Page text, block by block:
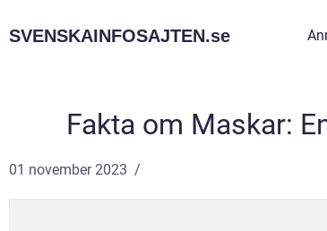
SVENSKAINFOSAJTEN.se
Fakta om Maskar:
01 november 2023